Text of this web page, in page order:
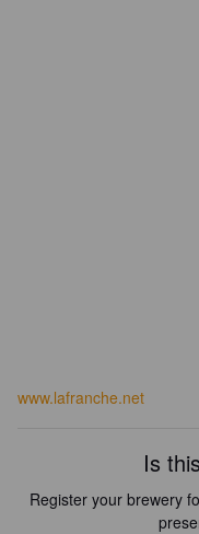
www.lafranche.net
Is
Register your brewery